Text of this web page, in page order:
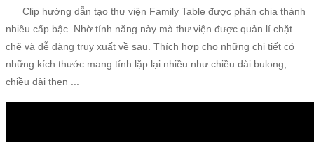
Clip hướng dẫn tạo thư viện Family Table được phân chia thành
nhiều cấp bậc. Nhờ tính năng này mà thư viện được quản lí chặt
chẽ và dễ dàng truy xuất về sau. Thích hợp cho những chi tiết có
những kích thước mang tính lặp lại nhiều như chiều dài bulong,
chiều dài then ...